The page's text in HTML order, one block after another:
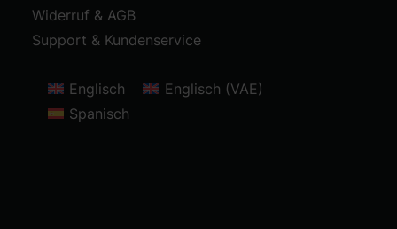
Widerruf & AGB
Support & Kundenservice
Englisch
Englisch (VAE)
Spanisch